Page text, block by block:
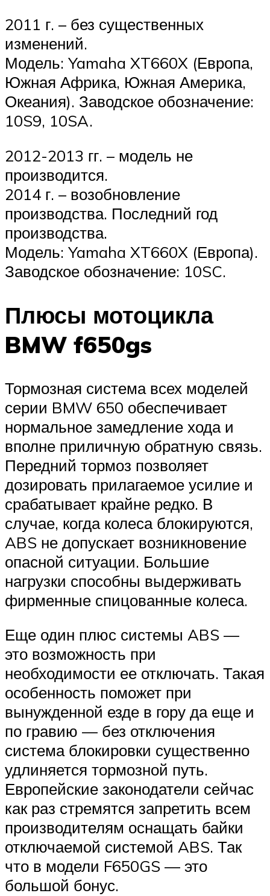
2011 г. – без существенных
изменений.
Модель: Yamaha XT660X (Европа,
Южная Африка, Южная Америка,
Океания). Заводское обозначение:
10S9, 10SA.
2012-2013 гг. – модель не
производится.
2014 г. – возобновление
производства. Последний год
производства.
Модель: Yamaha XT660X (Европа).
Заводское обозначение: 10SC.
Плюсы мотоцикла
BMW f650gs
Тормозная система всех моделей
серии BMW 650 обеспечивает
нормальное замедление хода и
вполне приличную обратную связь.
Передний тормоз позволяет
дозировать прилагаемое усилие и
срабатывает крайне редко. В
случае, когда колеса блокируются,
ABS не допускает возникновение
опасной ситуации. Большие
нагрузки способны выдерживать
фирменные спицованные колеса.
Еще один плюс системы ABS —
это возможность при
необходимости ее отключать. Такая
особенность поможет при
вынужденной езде в гору да еще и
по гравию — без отключения
система блокировки существенно
удлиняется тормозной путь.
Европейские законодатели сейчас
как раз стремятся запретить всем
производителям оснащать байки
отключаемой системой ABS. Так
что в модели F650GS — это
большой бонус.